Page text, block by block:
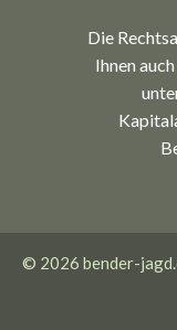
Die
Ihnen
© 2026 bender-